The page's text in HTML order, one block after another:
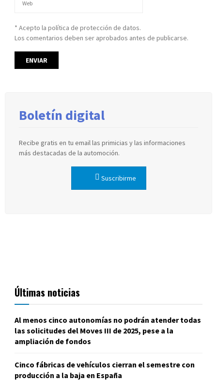
* Acepto la política de protección de datos.
Los comentarios deben ser aprobados antes de publicarse.
Boletín digital
Recibe gratis en tu email las primicias y las informaciones
más destacadas de la automoción.
Suscribirme
Últimas noticias
Al menos cinco autonomías no podrán atender todas
las solicitudes del Moves III de 2025, pese a la
ampliación de fondos
Cinco fábricas de vehículos cierran el semestre con
producción a la baja en España